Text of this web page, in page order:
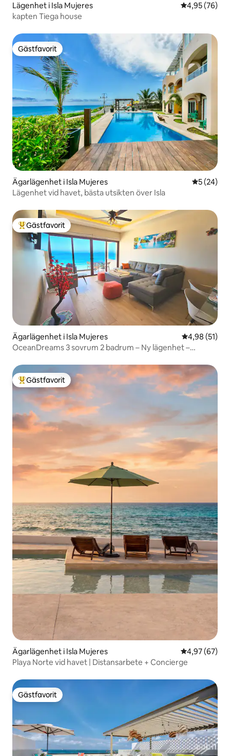
Lägenhet i Isla Mujeres 4,95 av 5 i
4,95 (76)
kapten Tiega house
Gästfavorit
Gästfavorit
Ägarlägenhet i Isla Mujeres 5 av 5 i
5 (24)
Lägenhet vid havet, bästa utsikten över Isla
Populär gästfavorit
Gästfavorit
Ägarlägenhet i Isla Mujeres 4,98 av 5 i
4,98 (51)
OceanDreams 3 sovrum 2 badrum – Ny lägenhet –
Populär gästfavorit
Gästfavorit
Ägarlägenhet i Isla Mujeres 4,97 av 5 i
4,97 (67)
Playa Norte vid havet | Distansarbete + Concierge
Gästfavorit
Gästfavorit